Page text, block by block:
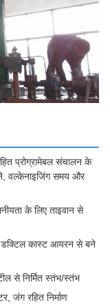
प्रोग्रामेबल संचालन के
वल्केनाइजिंग समय और
के लिए ताइवान से
डक्टिल कास्ट आयरन से बने
से निर्मित स्तंभ/स्तंभ
जंग रहित निर्माण